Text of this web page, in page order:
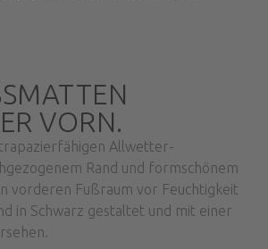
A
VORN.
Allwetter-
Rand und formschönem
vorderen Fußraum vor Feuchtigkeit
in Schwarz gestaltet und mit einer